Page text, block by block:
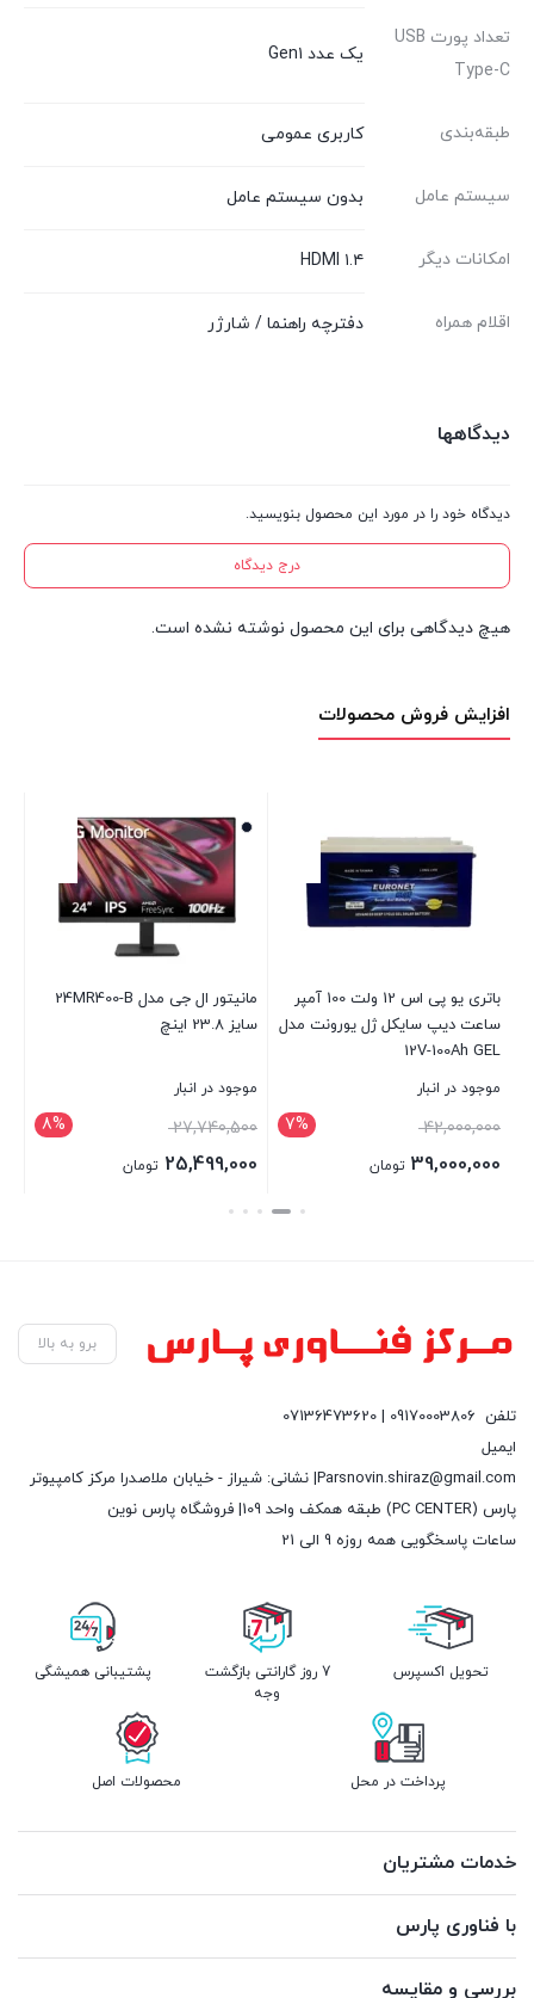
تعداد پورت USB
Type-C
یک عدد Gen۱
طبقه‌بندی کاربری عمومی
سیستم عامل بدون سیستم عامل
امکانات دیگر HDMI ۱.۴
اقلام همراه دفترچه راهنما / شارژر
دیدگاهها
دیدگاه خود را در مورد این محصول بنویسید.
درج دیدگاه
هیچ دیدگاهی برای این محصول نوشته نشده است.
افزایش فروش محصولات
باتری یو پی اس 12 ولت 100 آمپر
ساعت دیپ سایکل ژل یورونت مدل
12V-100Ah GEL
موجود در انبار
7% 42,000,000قیمت
اصلی:39,000,000 تومان
مانیتور ال جی مدل 24MR400-B
سایز 23.8 اینچ
موجود در انبار
8% 27,740,500
25,499,000 تومان
بستن
برو به بالا
تلفن 09170003806 | 07136473620
ایمیل
Parsnovin.shiraz@gmail.com| نشانی: شیراز - خیابان ملاصدرا مرکز کامپیوتر
پارس (PC CENTER) طبقه همکف واحد 109| فروشگاه پارس نوین
ساعات پاسخگویی همه روزه 9 الی 21
تحویل اکسپرس
7 روز گارانتی بازگشت
وجه
پشتیبانی همیشگی
پرداخت در محل محصولات اصل
خدمات مشتریان
با فناوری پارس
بررسی و مقایسه